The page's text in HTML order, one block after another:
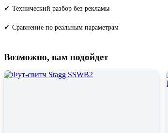
✓ Технический разбор без рекламы
✓ Сравнение по реальным параметрам
Возможно, вам подойдет